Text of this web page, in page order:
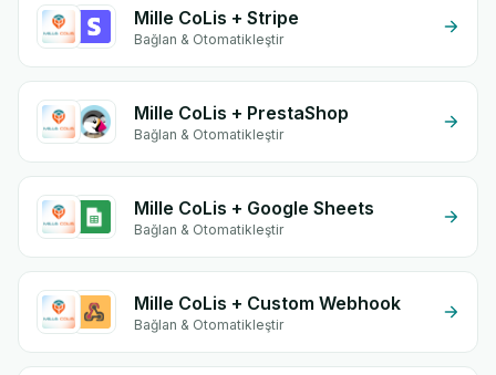
Mille CoLis + Stripe
Bağlan & Otomatikleştir
Mille CoLis + PrestaShop
Bağlan & Otomatikleştir
Mille CoLis + Google Sheets
Bağlan & Otomatikleştir
Mille CoLis + Custom Webhook
Bağlan & Otomatikleştir